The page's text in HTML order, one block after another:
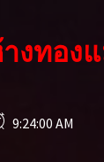
งทอง
9:24:02 AM